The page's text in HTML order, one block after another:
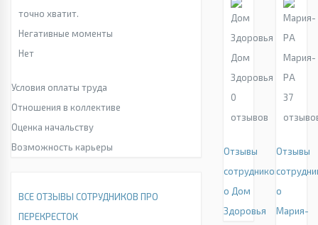
точно хватит.
Негативные моменты
Нет
Условия оплаты труда
Отношения в коллективе
Оценка начальству
Возможность карьеры
ВСЕ ОТЗЫВЫ СОТРУДНИКОВ ПРО
ПЕРЕКРЕСТОК
Дом
Здоровья
0
отзывов
Отзывы
сотрудников
о Дом
Здоровья
Мария-
РА
37
Отзывы
о
Мария-